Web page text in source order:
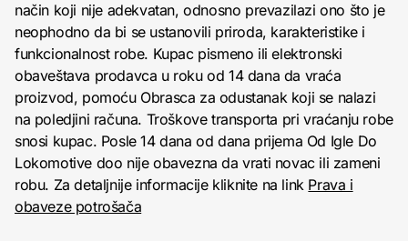
način koji nije adekvatan, odnosno prevazilazi ono što je
neophodno da bi se ustanovili priroda, karakteristike i
funkcionalnost robe. Kupac pismeno ili elektronski
obaveštava prodavca u roku od 14 dana da vraća
proizvod, pomoću Obrasca za odustanak koji se nalazi
na poledjini računa. Troškove transporta pri vraćanju robe
snosi kupac. Posle 14 dana od dana prijema Od Igle Do
Lokomotive doo nije obavezna da vrati novac ili zameni
robu. Za detaljnije informacije kliknite na link Prava i
obaveze potrošača